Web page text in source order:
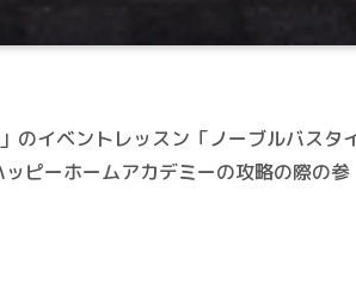
のイベントレッスン「ノーブルバスタ
ピーホームアカデミーの攻略の際の参